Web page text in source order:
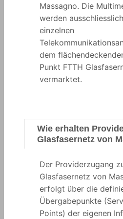
Massagno. Die
werden
einzelnen
dem
Punkt FTTH
vermarktet.
Wie erhalten
Glasfasernetz von
Der Providerzugang
Glasfasernetz von
erfolgt über die
Übergabepunkte
Points) der eigenen